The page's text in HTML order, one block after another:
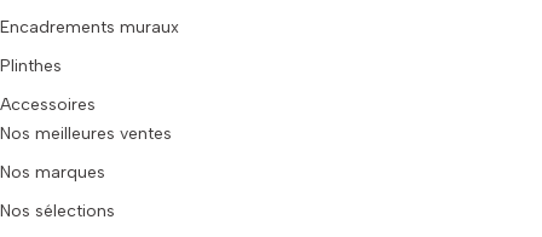
Encadrements muraux
Plinthes
Accessoires
Nos meilleures ventes
Nos marques
Nos sélections